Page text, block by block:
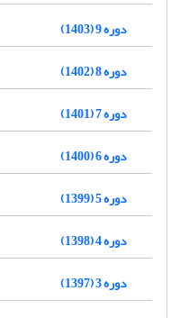
دوره 9 (1403)
دوره 8 (1402)
دوره 7 (1401)
دوره 6 (1400)
دوره 5 (1399)
دوره 4 (1398)
دوره 3 (1397)